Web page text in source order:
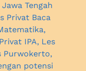
Tengah
Privat Baca
IPA, Les
Purwokerto,
potensi